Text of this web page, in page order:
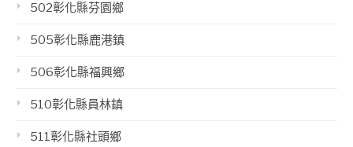
502彰化縣芬園鄉
505彰化縣鹿港鎮
506彰化縣福興鄉
510彰化縣員林鎮
511彰化縣社頭鄉